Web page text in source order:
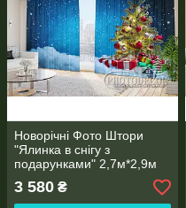
Новорічні Фото Штори
"Ялинка в снігу з
подарунками" 2,7м*2,9м
тасьма
3 580 ₴